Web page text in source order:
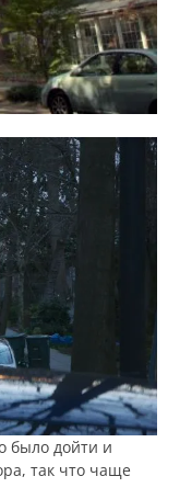
было дойти и
так что чаще